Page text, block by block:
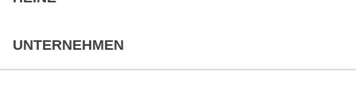
UNTERNEHMEN